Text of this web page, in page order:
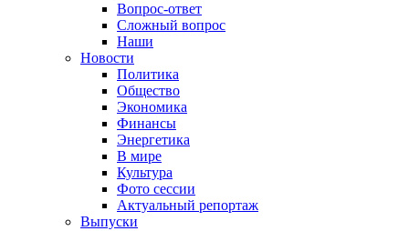
Вопрос-ответ
Сложный вопрос
Наши
Новости
Политика
Общество
Экономика
Финансы
Энергетика
В мире
Культура
Фото сессии
Актуальный репортаж
Выпуски